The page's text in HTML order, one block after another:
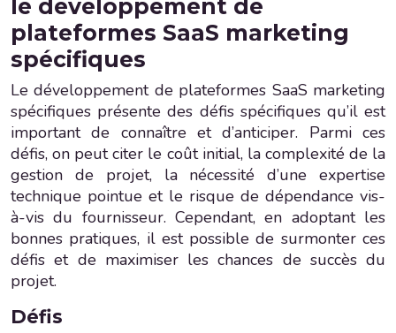
le développement de
plateformes SaaS marketing
spécifiques
Le développement de plateformes SaaS marketing
spécifiques présente des défis spécifiques qu’il est
important de connaître et d’anticiper. Parmi ces
défis, on peut citer le coût initial, la complexité de la
gestion de projet, la nécessité d’une expertise
technique pointue et le risque de dépendance vis-
à-vis du fournisseur. Cependant, en adoptant les
bonnes pratiques, il est possible de surmonter ces
défis et de maximiser les chances de succès du
projet.
Défis